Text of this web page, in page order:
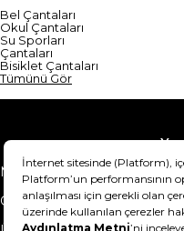
Bel Çantaları
Okul Çantaları
Su Sporları
Çantaları
Bisiklet Çantaları
Tümünü Gör
Mesafeli Satış Sözleşmesi
Gizlilik Sözleşmesi